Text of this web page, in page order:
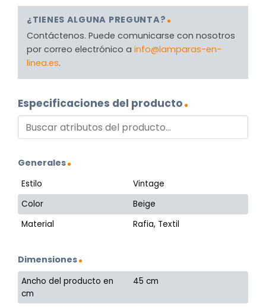
¿TIENES ALGUNA PREGUNTA?
Contáctenos. Puede comunicarse con nosotros
por correo electrónico a info@lamparas-en-
linea.es.
Especificaciones del producto
Generales
Estilo
Vintage
Color
Beige
Material
Rafia, Textil
Dimensiones
Ancho del producto en
cm
45 cm